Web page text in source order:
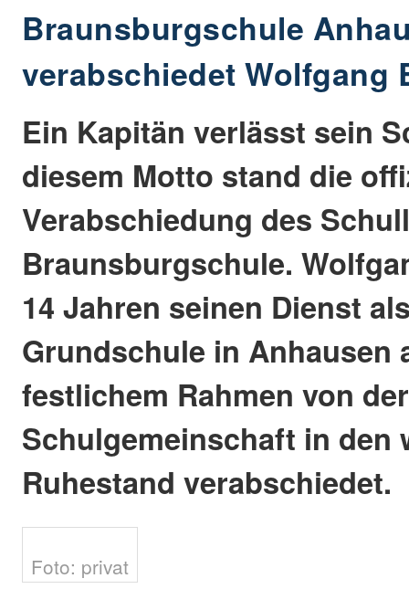
Braunsburgschule
verabschiedet Wolfgang
Ein Kapitän verlässt sein
diesem Motto stand die
Verabschiedung des
Braunsburgschule.
14 Jahren seinen Dienst
Grundschule in Anhausen
festlichem Rahmen von der
Schulgemeinschaft in den
Ruhestand verabschiedet.
Foto: privat